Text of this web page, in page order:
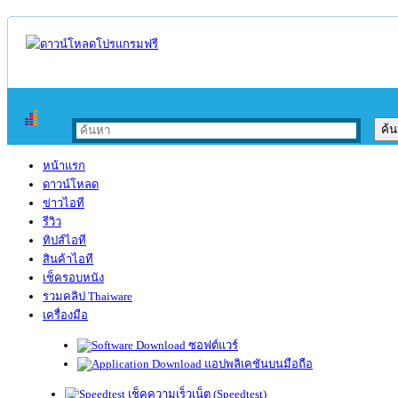
หน้าแรก
ดาวน์โหลด
ข่าวไอที
รีวิว
ทิปส์ไอที
สินค้าไอที
เช็ครอบหนัง
รวมคลิป Thaiware
เครื่องมือ
ซอฟต์แวร์
แอปพลิเคชันบนมือถือ
เช็คความเร็วเน็ต (Speedtest)